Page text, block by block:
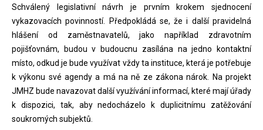
Schválený legislativní návrh je prvním krokem sjednocení
vykazovacích povinností. Předpokládá se, že i další pravidelná
hlášení od zaměstnavatelů, jako například zdravotním
pojišťovnám, budou v budoucnu zasílána na jedno kontaktní
místo, odkud je bude využívat vždy ta instituce, která je potřebuje
k výkonu své agendy a má na ně ze zákona nárok. Na projekt
JMHZ bude navazovat další využívání informací, které mají úřady
k dispozici, tak, aby nedocházelo k duplicitnímu zatěžování
soukromých subjektů.